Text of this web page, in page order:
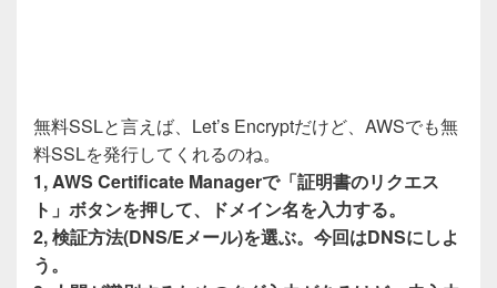
無料SSLと言えば、Let’s Encryptだけど、AWSでも無
料SSLを発行してくれるのね。
1, AWS Certificate Managerで「証明書のリクエス
ト」ボタンを押して、ドメイン名を入力する。
2, 検証方法(DNS/Eメール)を選ぶ。今回はDNSにしよ
う。